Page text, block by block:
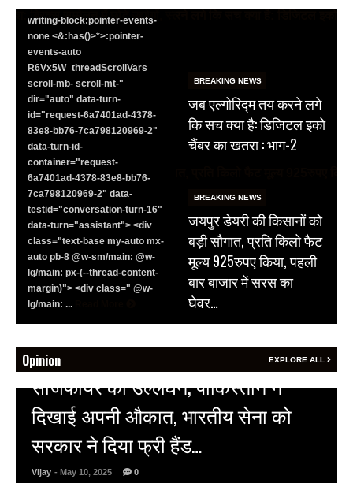
writing-block:pointer-events-
none <&:has()>*>:pointer-
events-auto
R6Vx5W_threadScrollVars
scroll-mb- scroll-mt-"
dir="auto" data-turn-
id="request-6a7401ad-4378-
83e8-bb76-7ca798120969-2"
data-turn-id-
container="request-
6a7401ad-4378-83e8-bb76-
7ca798120969-2" data-
testid="conversation-turn-16"
data-turn="assistant"> <div
class="text-base my-auto mx-
auto pb-8 @w-sm/main: @w-
lg/main: px-(--thread-content-
margin)"> <div class=" @w-
lg/main: ...
BREAKING NEWS
जब एल्गोरिद्म तय करने लगे
कि सच क्या है: डिजिटल इको
चैंबर का खतरा : भाग-2
BREAKING NEWS
जयपुर डेयरी की किसानों को
बड़ी सौगात, प्रति किलो फैट
मूल्य 925रुपए किया, पहली
बार बाजार में सरस का
घेवर…
Opinion EXPLORE ALL
HOT NEWS
अल्बर्ट हॉल पर राजस्थान दिवस समारोह,
राजस्थानी लोक कलाकारों ने बांधा समां…
Vijay - March 30, 2025